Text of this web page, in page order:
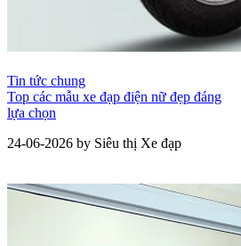
Tin tức chung
Top các mẫu xe đạp điện nữ đẹp đáng
lựa chọn
24-06-2026 by Siêu thị Xe đạp